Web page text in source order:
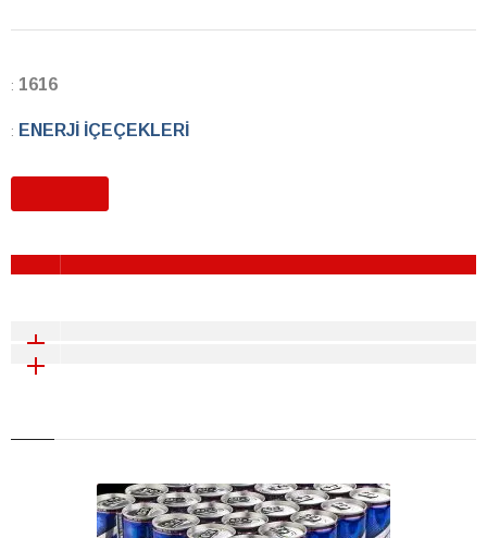
: 1616
: ENERJİ İÇEÇEKLERİ
Enerji İçeceklerimiz